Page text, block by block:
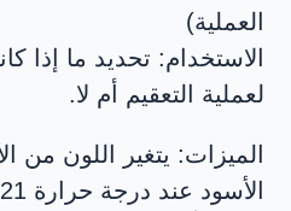
العملية)
الاستخدام: تحديد ما إذا
لعملية التعقيم أم لا.
الميزات: يتغير اللون من